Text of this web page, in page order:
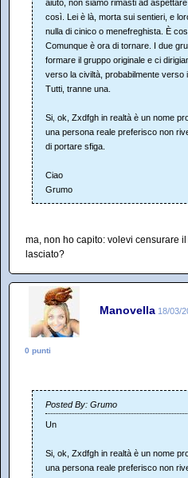
aiuto, non siamo rimasti ad
così. Lei è là, morta sui sentieri, e
nulla di cinico o menefreghista. È
Comunque è ora di tornare. I due
formare il gruppo originale e ci
verso la civiltà, probabilmente verso
Tutti, tranne una.
Si, ok, Zxdfgh in realtà è un nome
una persona reale preferisco non
di portare sfiga.
Ciao
Grumo
ma, non ho capito: volevi censurare
lasciato?
Manovella 18/03/
0 punti
Posted By: Grumo
Un
Si, ok, Zxdfgh in realtà è un nome
una persona reale preferisco non